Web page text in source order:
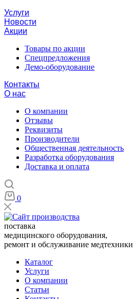
Услуги
Новости
Акции
Товары по акции
Спецпредложения
Демо-оборудование
Контакты
О нас
О компании
Отзывы
Реквизиты
Производители
Общественная деятельность
Разработка оборудования
Доставка и оплата
0
поставка
медицинского оборудования,
ремонт и обслуживание медтехники
Каталог
Услуги
О компании
Статьи